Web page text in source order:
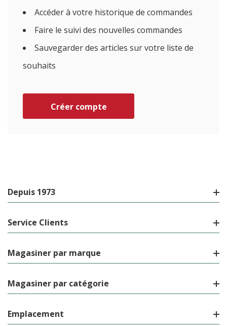
Accéder à votre historique de commandes
Faire le suivi des nouvelles commandes
Sauvegarder des articles sur votre liste de
souhaits
Créer compte
Depuis 1973
Service Clients
Magasiner par marque
Magasiner par catégorie
Emplacement